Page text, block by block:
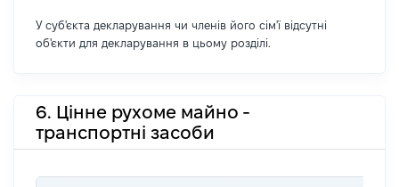
У суб'єкта декларування чи членів його сім'ї відсутні
об'єкти для декларування в цьому розділі.
6. Цінне рухоме майно -
транспортні засоби